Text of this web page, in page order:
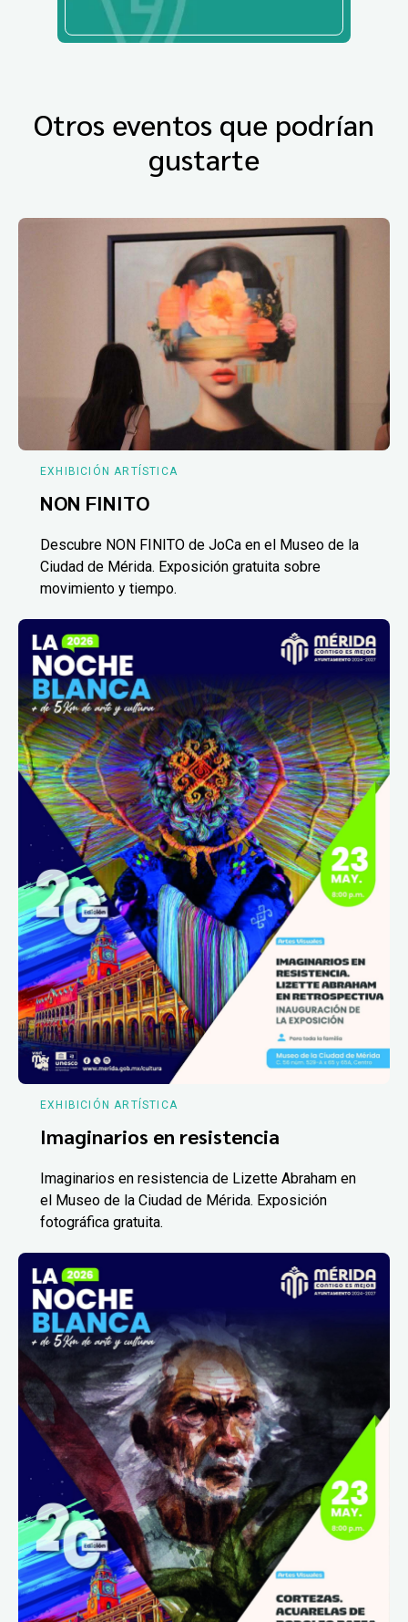
Otros eventos que podrían
gustarte
EXHIBICIÓN ARTÍSTICA
NON FINITO
Descubre NON FINITO de JoCa en el Museo de la
Ciudad de Mérida. Exposición gratuita sobre
movimiento y tiempo.
EXHIBICIÓN ARTÍSTICA
Imaginarios en resistencia
Imaginarios en resistencia de Lizette Abraham en
el Museo de la Ciudad de Mérida. Exposición
fotográfica gratuita.